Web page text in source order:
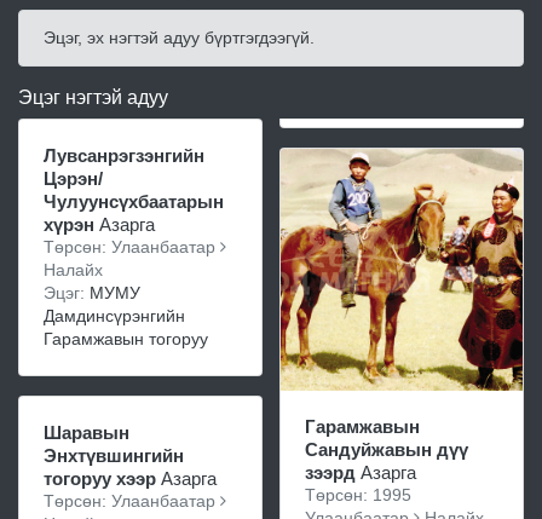
Эцэг, эх нэгтэй адуу бүртгэгдээгүй.
Эцэг нэгтэй адуу
Лувсанрэгзэнгийн
Цэрэн/
Чулуунсүхбаатарын
хүрэн Азарга
Төрсөн: Улаанбаатар
Налайх
Эцэг: МУМУ
Дамдинсүрэнгийн
Гарамжавын тогоруу
Шаравын
Энхтүвшингийн
тогоруу хээр Азарга
Төрсөн: Улаанбаатар
Гарамжавын
Сандуйжавын дүү
зээрд Азарга
Төрсөн: 1995